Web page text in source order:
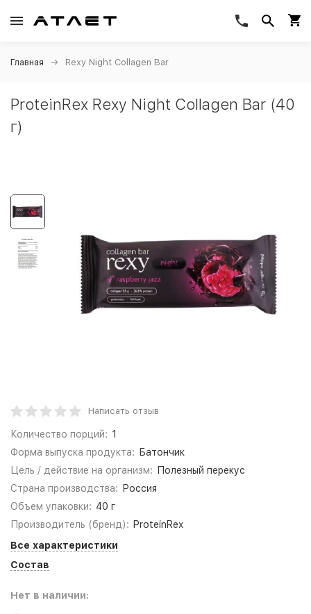
Главная Rexy Night Collagen Bar
ProteinRex Rexy Night Collagen Bar (40
г)
Написать отзыв
Количество порций: 1
Форма выпуска продукта:
Батончик
Цель / действие на организм:
Полезный перекус
Страна производства:
Россия
Объем упаковки: 40 г
Производитель (бренд): ProteinRex
Все характеристики
Состав
Нет в наличии: